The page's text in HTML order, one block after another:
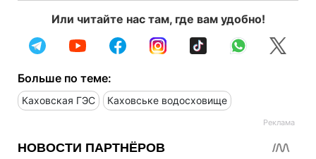
Или читайте нас там, где вам удобно!
Больше по теме:
Каховская ГЭС Каховське водосховище